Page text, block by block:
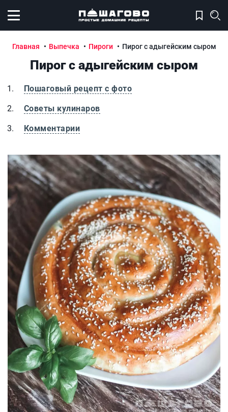
Открыть меню
Главная Выпечка Пироги Пирог с адыгейским сыром
Пирог с адыгейским сыром
Пошаговый рецепт с фото
Советы кулинаров
Комментарии
Пирог с адыгейским сыром